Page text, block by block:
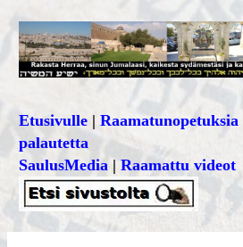
Etusivulle |Raamatunopetuksia
palautetta
SaulusMedia |Raamattu videot